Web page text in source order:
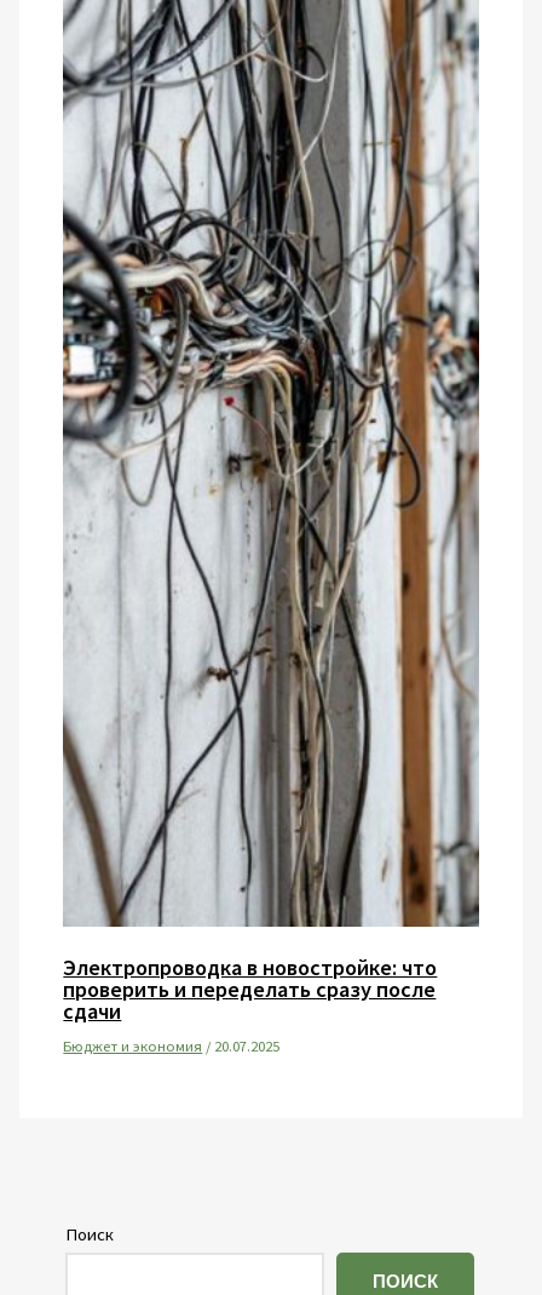
Электропроводка в новостройке: что
проверить и переделать сразу после
сдачи
Бюджет и экономия /20.07.2025
Поиск
ПОИСК